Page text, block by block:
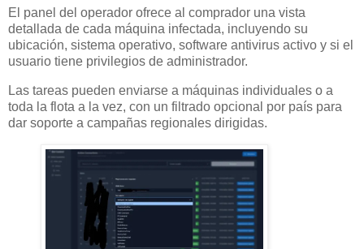
El panel del operador ofrece al comprador una vista
detallada de cada máquina infectada, incluyendo su
ubicación, sistema operativo, software antivirus activo y si el
usuario tiene privilegios de administrador.
Las tareas pueden enviarse a máquinas individuales o a
toda la flota a la vez, con un filtrado opcional por país para
dar soporte a campañas regionales dirigidas.